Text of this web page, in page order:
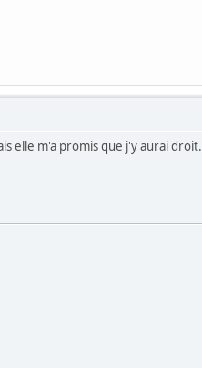
elle m'a promis que j'y aurai droit.